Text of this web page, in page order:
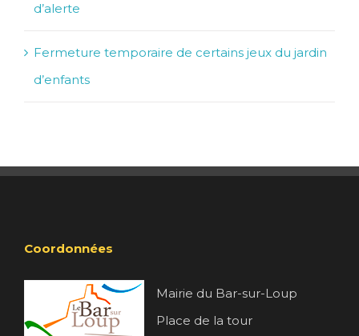
d’alerte
Fermeture temporaire de certains jeux du jardin
d’enfants
Coordonnées
Mairie du Bar-sur-Loup
Place de la tour